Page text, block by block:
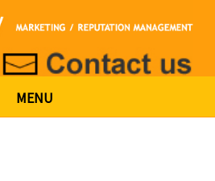
MENU